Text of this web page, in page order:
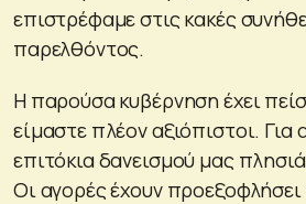
επιστρέφαμε στις κακές
παρελθόντος.
Η παρούσα κυβέρνηση έχει
είμαστε πλέον αξιόπιστοι. Για
επιτόκια δανεισμού μας
Οι αγορές έχουν